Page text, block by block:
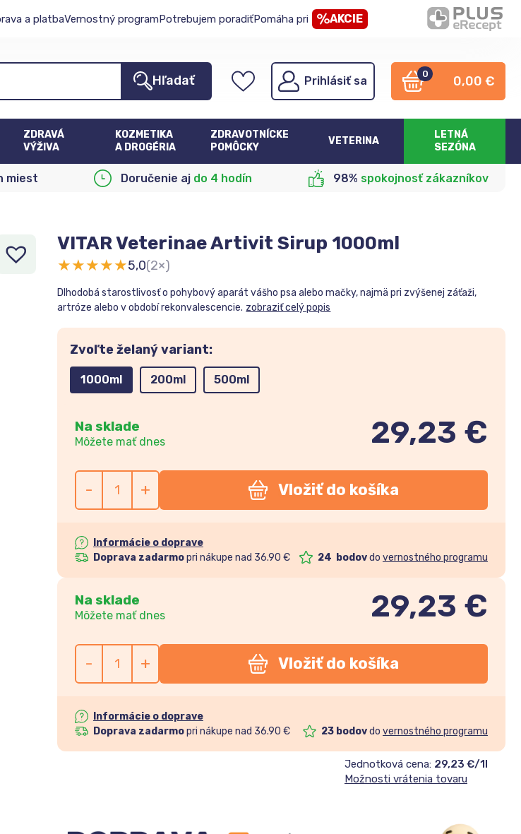
a platbaVernostný programPotrebujem poradiťPomáha pri AKCIE
Hľadať Prihlásiť sa
0 0,00 €
ZDRAVÁ
VÝŽIVA
KOZMETIKA
A DROGÉRIA
ZDRAVOTNÍCKE
POMÔCKY
VETERINA
LETNÁ
SEZÓNA
miest Doručenie aj do 4 hodín 98% spokojnosť zákazníkov
VITAR Veterinae Artivit Sirup 1000ml
★★★★★5,0(2×)
Dlhodobá starostlivosť o pohybový aparát vášho psa alebo mačky, najmä pri zvýšenej záťaži,
artróze alebo v období rekonvalescencie. zobraziť celý popis
Zvoľte želaný variant:
1000ml 200ml 500ml
Na sklade
Môžete mať dnes 29,23 €
- + Vložiť do košíka
Informácie o doprave
Doprava zadarmopri nákupe nad 36.90 € 24 bodovdo vernostného programu
Na sklade
Môžete mať dnes 29,23 €
- + Vložiť do košíka
Informácie o doprave
Doprava zadarmopri nákupe nad 36.90 € 23 bodovdo vernostného programu
Jednotková cena: 29,23 €/1l
Možnosti vrátenia tovaru